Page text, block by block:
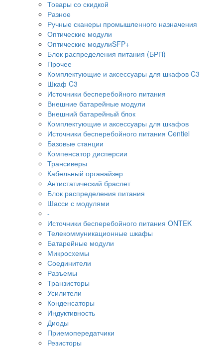
Товары со скидкой
Разное
Ручные сканеры промышленного назначения
Оптические модули
Оптические модулиSFP+
Блок распределения питания (БРП)
Прочее
Комплектующие и аксессуары для шкафов C3
Шкаф C3
Источники бесперебойного питания
Внешние батарейные модули
Внешний батарейный блок
Комплектующие и аксессуары для шкафов
Источники бесперебойного питания Centiel
Базовые станции
Компенсатор дисперсии
Трансиверы
Кабельный органайзер
Антистатический браслет
Блок распределения питания
Шасси с модулями
-
Источники бесперебойного питания ONTEK
Телекоммуникационные шкафы
Батарейные модули
Микросхемы
Соединители
Разъемы
Транзисторы
Усилители
Конденсаторы
Индуктивность
Диоды
Приемопередатчики
Резисторы